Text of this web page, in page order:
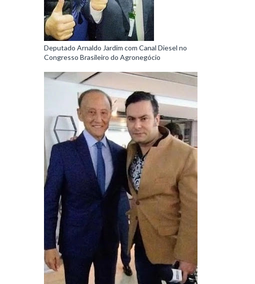
Deputado Arnaldo Jardim com Canal Diesel no
Congresso Brasileiro do Agronegócio